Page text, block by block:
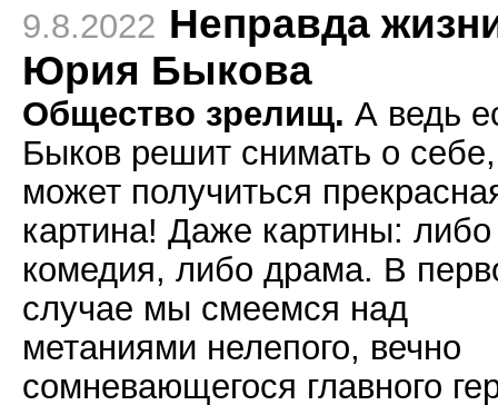
9.8.2022 Неправда
Юрия Быкова
Общество зрелищ. А ведь
Быков решит снимать о
может получиться
картина! Даже картины: либо
комедия, либо драма. В
случае мы смеемся над
метаниями нелепого, вечно
сомневающегося главного